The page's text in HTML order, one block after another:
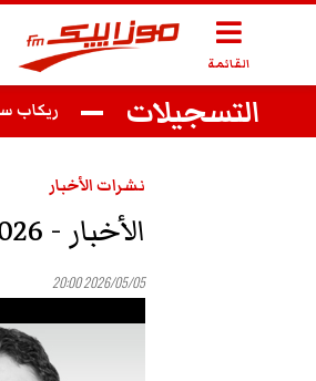
القائمة
التسجيلات ريكاب سبور - 29/07/2026 سبور 27/07/2026
نشرات الأخبار
الأخبار - 05/05/2026 - 20:00
2026/05/05 20:00